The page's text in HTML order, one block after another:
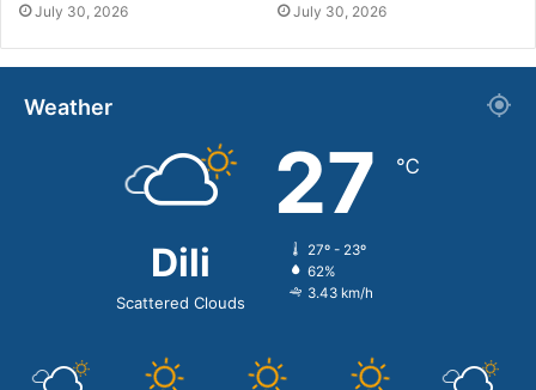
July 30, 2026 July 30, 2026
Weather
Dili
Scattered Clouds
27 ℃
27º - 23º
62%
3.43 km/h